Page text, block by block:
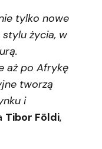
tylko nowe
życia, w
aż po Afrykę
tworzą
i
Tibor Földi,